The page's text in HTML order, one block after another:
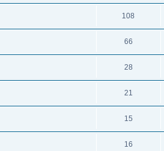
108
66
28
21
15
16